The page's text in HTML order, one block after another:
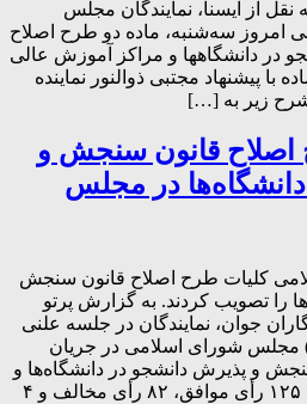
از ایسنا، نمایندگان مجلس
امروز سه‌شنبه، ماده دو طرح اصلاح
در دانشگاهها و مراکز آموزش عالی
با پیشنهاد مجتبی ذوالنور نماینده
شرح زیر به […]
قانون سنجش و
در مجلس
کلیات طرح اصلاح قانون سنجش
را تصویب کردند. به گزارش پرتو
جوان، نمایندگان در جلسه علنی
۲۸ شهریور) مجلس شورای اسلامی در جریان
و پذیرش دانشجو در دانشگاه‌ها و
مراکز آموزش عالی کشور با ۱۲۵ رأی موافق، ۸۲ رأی مخالف و ۴